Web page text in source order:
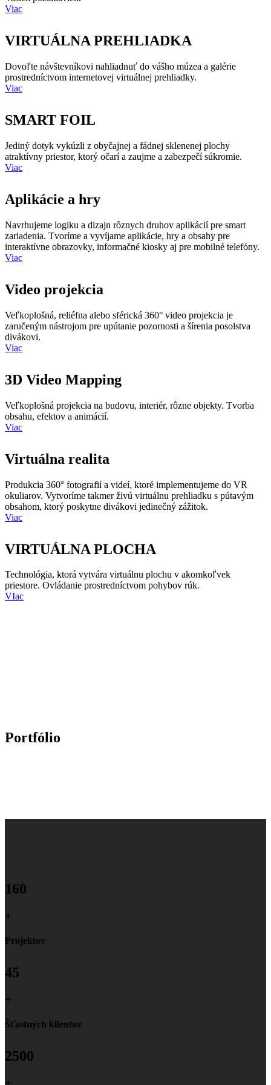
Viac
VIRTUÁLNA PREHLIADKA
Dovoľte návštevníkovi nahliadnuť do vášho múzea a galérie
prostredníctvom internetovej virtuálnej prehliadky.
Viac
SMART FOIL
Jediný dotyk vykúzli z obyčajnej a fádnej sklenenej plochy
atraktívny priestor, ktorý očarí a zaujme a zabezpečí súkromie.
Viac
Aplikácie a hry
Navrhujeme logiku a dizajn rôznych druhov aplikácií pre smart
zariadenia. Tvoríme a vyvíjame aplikácie, hry a obsahy pre
interaktívne obrazovky, informačné kiosky aj pre mobilné telefóny.
Viac
Video projekcia
Veľkoplošná, reliéfna alebo sférická 360° video projekcia je
zaručeným nástrojom pre upútanie pozornosti a šírenia posolstva
divákovi.
Viac
3D Video Mapping
Veľkoplošná projekcia na budovu, interiér, rôzne objekty. Tvorba
obsahu, efektov a animácií.
Viac
Virtuálna realita
Produkcia 360° fotografií a videí, ktoré implementujeme do VR
okuliarov. Vytvoríme takmer živú virtuálnu prehliadku s pútavým
obsahom, ktorý poskytne divákovi jedinečný zážitok.
Viac
VIRTUÁLNA PLOCHA
Technológia, ktorá vytvára virtuálnu plochu v akomkoľvek
priestore. Ovládanie prostredníctvom pohybov rúk.
VIac
Portfólio
160
+
Projektov
45
+
Šťastných klientov
2500